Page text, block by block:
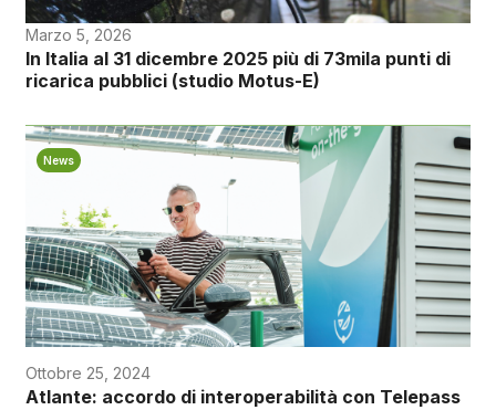
Marzo 5, 2026
In Italia al 31 dicembre 2025 più di 73mila punti di
ricarica pubblici (studio Motus-E)
News
Ottobre 25, 2024
Atlante: accordo di interoperabilità con Telepass